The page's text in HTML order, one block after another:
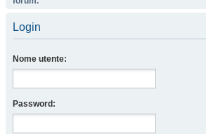
Login
Nome utente:
Password: